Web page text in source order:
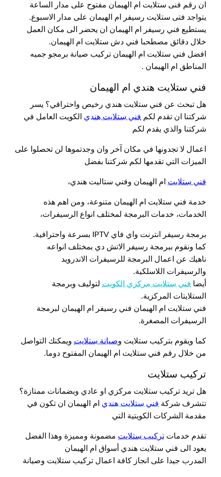
ان رقم فنى ستلايت ام الهيمان مفتوح على مدار الساعة
يتواجد فتى ستلايت رسيفر ام الهيمان على مدار الاسبوع.
يستطيع فني رسيفر ام الهيمان ان يحضر الى مكان العمل
خلال دقائق مصطحبا فني دش ستلايت ام الهيمان.
افضل فني ستلايت ام الهيمان تركيب صيانة برمجو جميه
المناطق ام الهيمان .
فني ستلايت هندي ام الهيمان
هل تبحث عن فني ستلايت هندي رخيص واحترافي؟ يسر
شركتنا ان تقدم لكم فني ستلايت هندي الكويت العامل في
شركتنا والذي يقدم لكم
اعمال لا تجدونها في مكان آخر وان وجدتموها لن تحصلوا على
الميزات التي تقدمها لكم شركتنا بفضل
فني ستلايت ام الهيمان وفني ستاليت هندي،
خدمة فني ستلايت ام الهيمان متنوعة، ومن اهم هذه
الخدمات، خدمات البرمجة لمختلف انواع الرسيفرات،
برمجة رسيفر انترنت واي فاي IPTV بسرعة واحترافية.
كما ونقوم ببرمجة رسيفر الاتش دي بمختلف انواعه
ناهيك عن اعمال البرمجة للرسيفرات الاندرويد
والرسيفرات اللاسلكية.
أيضا فني ستلايت مركزي الكويت لتوليف وبرمجة
الستلايتات المركزية.
فني ستلايت ام الهيمان فني رسيفر ام الهيمان لبرمجة
الرسيفرات المصغرة.
كما ويقوم بتركيب ستلايت وصيانة ستلايت ويمكنك التواصل
من خلال رقم فني ستلايت ام الهيمان المفتوح دوما.
تركيب ستلايت
هل تريد تركيب ستلايت مركزي او عادي وبضمانات ممتازة؟
تتشرف شركة فني ستلايت هندي ام الهيمان ان تكون في
مقدمة الشركات الكويتية التي
تقدم خدمات تركيب ستلايت مضمونة ومميزة وهذا الفضل
يعود الى فني ستلايت هندي أسواق ام الهيمان
المدرب جيدا على انجاز كافة اعمال تركيب ستلايت وصيانة